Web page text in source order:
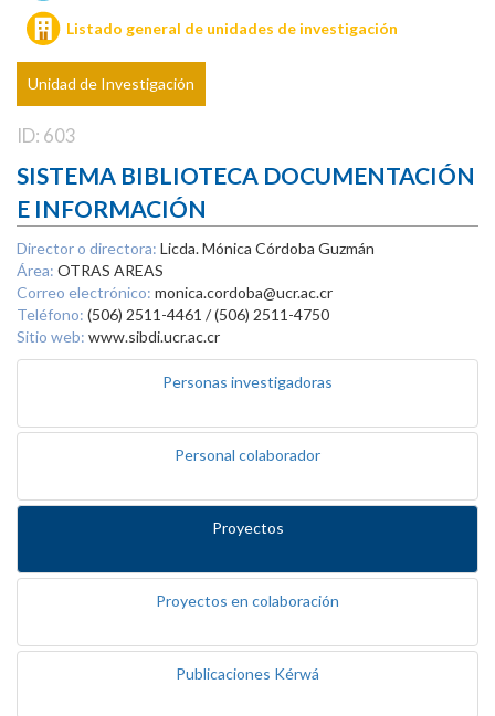
Listado general de unidades de investigación
Unidad de Investigación
ID: 603
SISTEMA BIBLIOTECA DOCUMENTACIÓN
E INFORMACIÓN
Director o directora: Licda. Mónica Córdoba Guzmán
Área: OTRAS AREAS
Correo electrónico: monica.cordoba@ucr.ac.cr
Teléfono: (506) 2511-4461 / (506) 2511-4750
Sitio web: www.sibdi.ucr.ac.cr
Personas investigadoras
Personal colaborador
Proyectos
Proyectos en colaboración
Publicaciones Kérwá